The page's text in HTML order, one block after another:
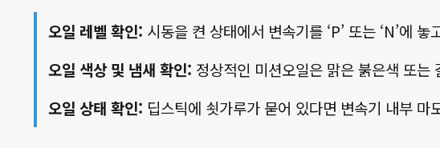
오일 레벨 확인: 시동을 켠 상태에서 변속기를 ‘P’ 또는 ‘N’에
오일 색상 및 냄새 확인: 정상적인 미션오일은 맑은 붉은색 또
오일 상태 확인: 딥스틱에 쇳가루가 묻어 있다면 변속기 내부 마